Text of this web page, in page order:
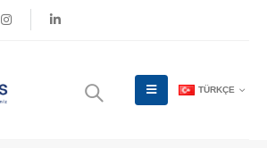
TÜRKÇE